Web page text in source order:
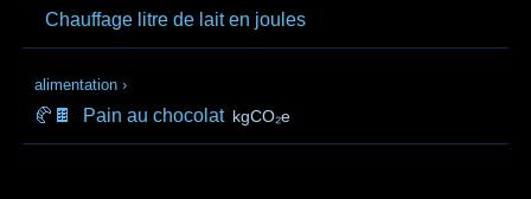
Chauffage litre de lait en joules
alimentation ›
🥐🍫 Pain au chocolat kgCO₂e